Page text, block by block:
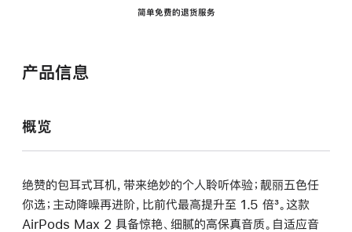
简单免费的退货服务
产品信息
概览
绝赞的包耳式耳机，带来绝妙的个人聆听体验；靓丽五色任
你选；主动降噪再进阶，比前代最高提升至 1.5 倍脚
注
³。这款
AirPods Max 2 具备惊艳、细腻的高保真音质。自适应音